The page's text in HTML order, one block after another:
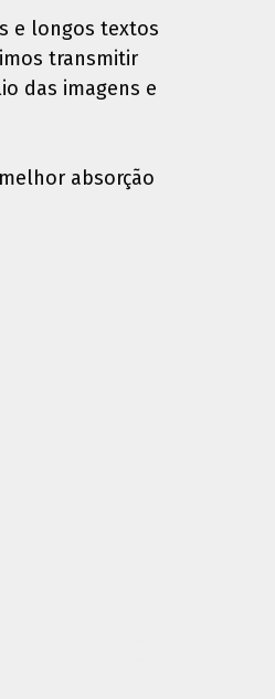
e longos textos
transmitir
das imagens e
absorção